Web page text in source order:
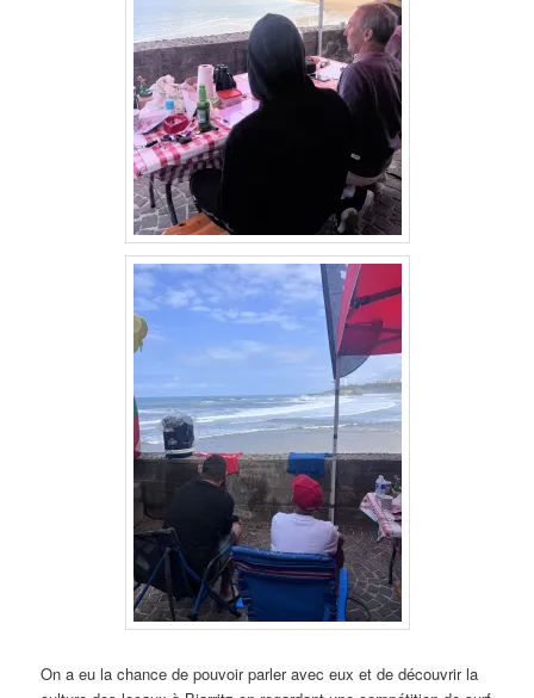
On a eu la chance de pouvoir parler avec eux et de découvrir la